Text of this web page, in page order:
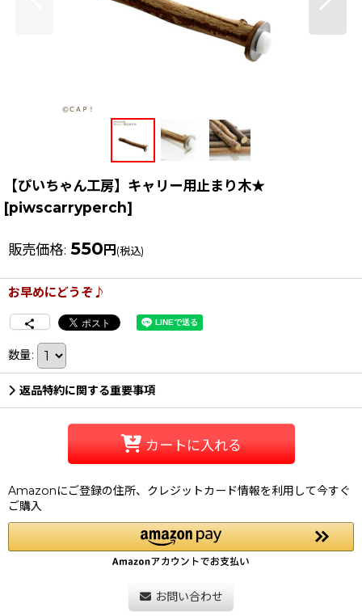
【ぴいちゃん工房】キャリー用止まり木★
[piwscarryperch]
販売価格: 550 円 (税込)
お早めにどうぞ♪
数量:
返品特約に関する重要事項
カートに入れる
Amazonにご登録の住所、クレジットカード情報を利用して今すぐ
ご購入
お問い合わせ